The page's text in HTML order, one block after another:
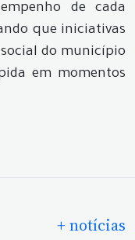
de cada
que iniciativas
do município
em momentos
+ notícias